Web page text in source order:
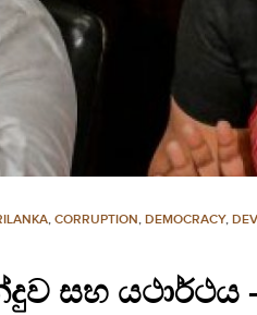
, CORRUPTION, DEMOCRACY,
සහ යථාර්ථය